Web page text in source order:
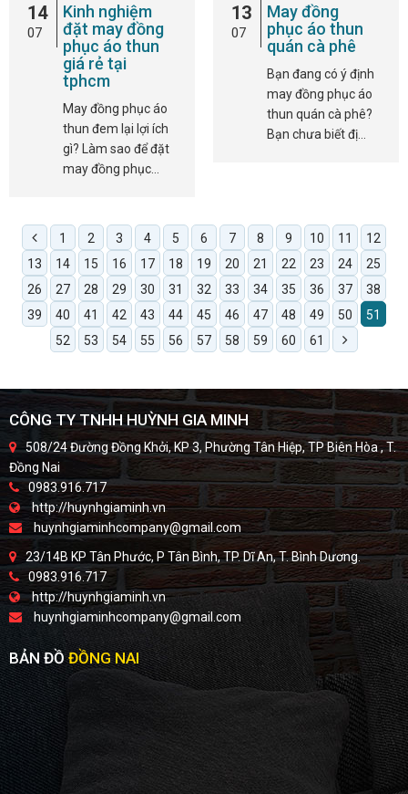
14
07
Kinh nghiệm
đặt may đồng
phục áo thun
giá rẻ tại
tphcm
May đồng phục áo
thun đem lại lợi ích
gì? Làm sao để đặt
may đồng phục…
13
07
May đồng
phục áo thun
quán cà phê
Bạn đang có ý định
may đồng phục áo
thun quán cà phê?
Bạn chưa biết đị…
1 2 3 4 5 6 7 8 9 10 11
12
13
14 15 16 17 18 19 20 21 22 23 24
25
26
27 28 29 30 31 32 33 34 35 36 37
38
39
40 41 42 43 44 45 46 47 48 49 50
51
52
53 54 55 56 57 58 59 60 61
CÔNG TY TNHH HUỲNH GIA MINH
508/24 Đường Đồng Khởi, KP 3, Phường Tân Hiệp, TP Biên Hòa , T.
Đồng Nai
0983.916.717
http://huynhgiaminh.vn
huynhgiaminhcompany@gmail.com
23/14B KP Tân Phước, P Tân Bình, TP. Dĩ An, T. Bình Dương.
0983.916.717
http://huynhgiaminh.vn
huynhgiaminhcompany@gmail.com
BẢN ĐỒĐỒNG NAI